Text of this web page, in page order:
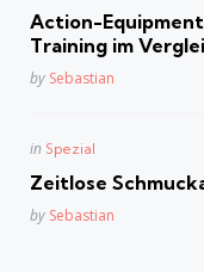
Action-
Training im
Posted
by Sebastian
Posted
in Spezial
Zeitlose
Posted
by Sebastian